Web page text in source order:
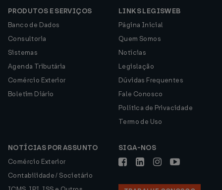
PRODUTOS E SERVIÇOS
Banco de Dados
Consultoria
Sistemas
Agenda Tributária
Comércio Exterior
Boletim Diário
LINKS LEGISWEB
Página Inicial
Quem Somos
Notícias
Legislação
Dúvidas Frequentes
Fale Conosco
Política de Privacidade
Termo de Uso
NOTÍCIAS POR ASSUNTO
Comércio Exterior
Contabilidade / Societário
SIGA-NOS